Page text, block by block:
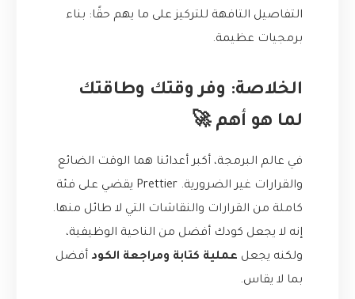
التفاصيل التافهة للتركيز على ما يهم حقًا: بناء
برمجيات عظيمة.
الخلاصة: وفر وقتك وطاقتك
لما هو أهم 🚀
في عالم البرمجة، أكبر أعدائنا هما الوقت الضائع
والقرارات غير الضرورية. Prettier يقضي على فئة
كاملة من القرارات والنقاشات التي لا طائل منها.
إنه لا يجعل كودك أفضل من الناحية الوظيفية،
ولكنه يجعل عملية كتابة ومراجعة الكود أفضل
بما لا يقاس.